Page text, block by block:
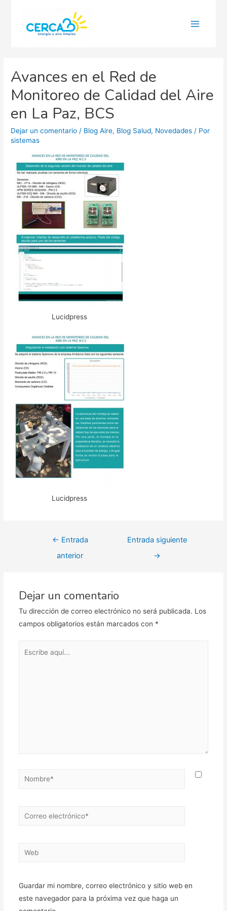
Avances en el Red de
Monitoreo de Calidad del Aire
en La Paz, BCS
Dejar un comentario / Blog Aire, Blog Salud, Novedades / Por
sistemas
Lucidpress
Lucidpress
Navegación
← Entrada
anterior
Entrada siguiente
→
Dejar un comentario
Tu dirección de correo electrónico no será publicada. Los
campos obligatorios están marcados con *
Nombre*
Correo
Web
Guardar mi nombre, correo electrónico y sitio web en
este navegador para la próxima vez que haga un